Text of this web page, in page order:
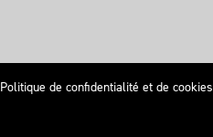
Politique de confidentialité et de cookies